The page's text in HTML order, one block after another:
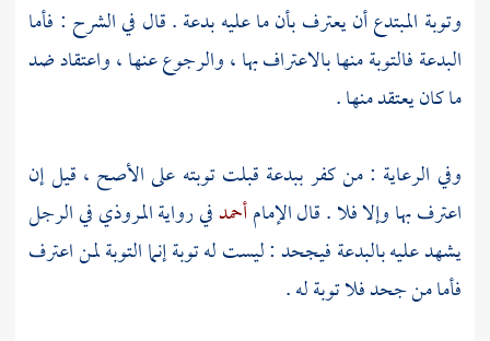
وتوبة المبتدع أن يعترف بأن ما عليه بدعة . قال في الشرح : فأما
البدعة فالتوبة منها بالاعتراف بها ، والرجوع عنها ، واعتقاد ضد
ما كان يعتقد منها .
وفي الرعاية : من كفر ببدعة قبلت توبته على الأصح ، قيل إن
اعترف بها وإلا فلا . قال الإمامأحمدفي روايةالمروذيفي الرجل
يشهد عليه بالبدعة فيجحد : ليست له توبة إنما التوبة لمن اعترف
فأما من جحد فلا توبة له .